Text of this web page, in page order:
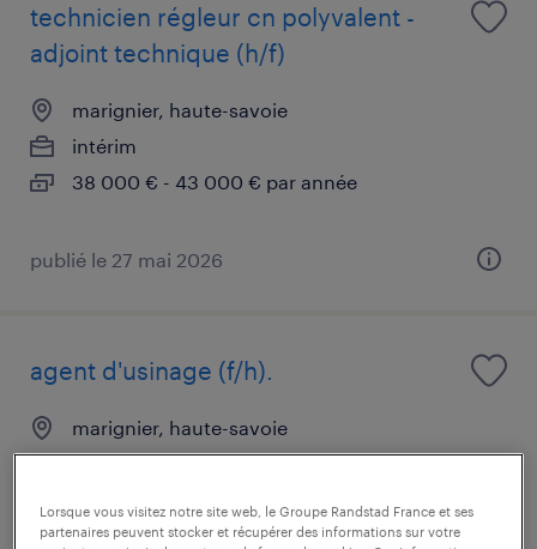
technicien régleur cn polyvalent -
adjoint technique (h/f)
marignier, haute-savoie
intérim
38 000 € - 43 000 € par année
publié le 27 mai 2026
agent d'usinage (f/h).
marignier, haute-savoie
intérim
Lorsque vous visitez notre site web, le Groupe Randstad France et ses
partenaires peuvent stocker et récupérer des informations sur votre